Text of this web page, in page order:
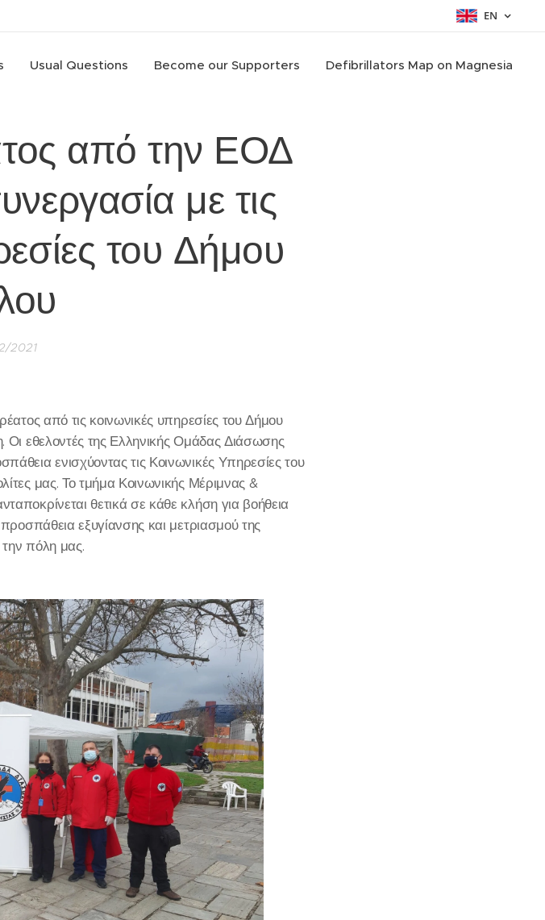
EN
Usual Questions Become our Supporters Defibrillators Map on Magnesia
από την ΕΟΔ
με τις
του Δήμου
2021
από τις κοινωνικές υπηρεσίες του Δήμου
εθελοντές της Ελληνικής Ομάδας Διάσωσης
ενισχύοντας τις Κοινωνικές Υπηρεσίες του
μας. Το τμήμα Κοινωνικής Μέριμνας &
θετικά σε κάθε κλήση για βοήθεια
εξυγίανσης και μετριασμού της
την πόλη μας.